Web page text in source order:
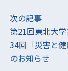
次の記事
第21回東北大
34回「災害と
のお知らせ